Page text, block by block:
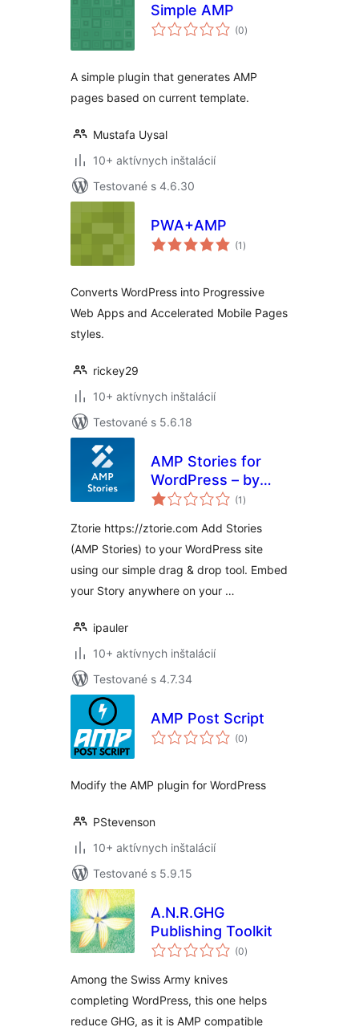
Simple AMP
(0celkové
hodnotenie
)
A simple plugin that generates AMP
pages based on current template.
Mustafa Uysal
10+ aktívnych inštalácií
Testované s 4.6.30
PWA+AMP
(1 celkové
hodnotenie
)
Converts WordPress into Progressive
Web Apps and Accelerated Mobile Pages
styles.
rickey29
10+ aktívnych inštalácií
Testované s 5.6.18
AMP Stories for
WordPress – by
Ztorie
(1 celkové
hodnotenie
)
Ztorie https://ztorie.com Add Stories
(AMP Stories) to your WordPress site
using our simple drag & drop tool. Embed
your Story anywhere on your …
ipauler
10+ aktívnych inštalácií
Testované s 4.7.34
AMP Post Script
(0celkové
hodnotenie
)
Modify the AMP plugin for WordPress
PStevenson
10+ aktívnych inštalácií
Testované s 5.9.15
A.N.R.GHG
Publishing Toolkit
(0celkové
hodnotenie
)
Among the Swiss Army knives
completing WordPress, this one helps
reduce GHG, as it is AMP compatible